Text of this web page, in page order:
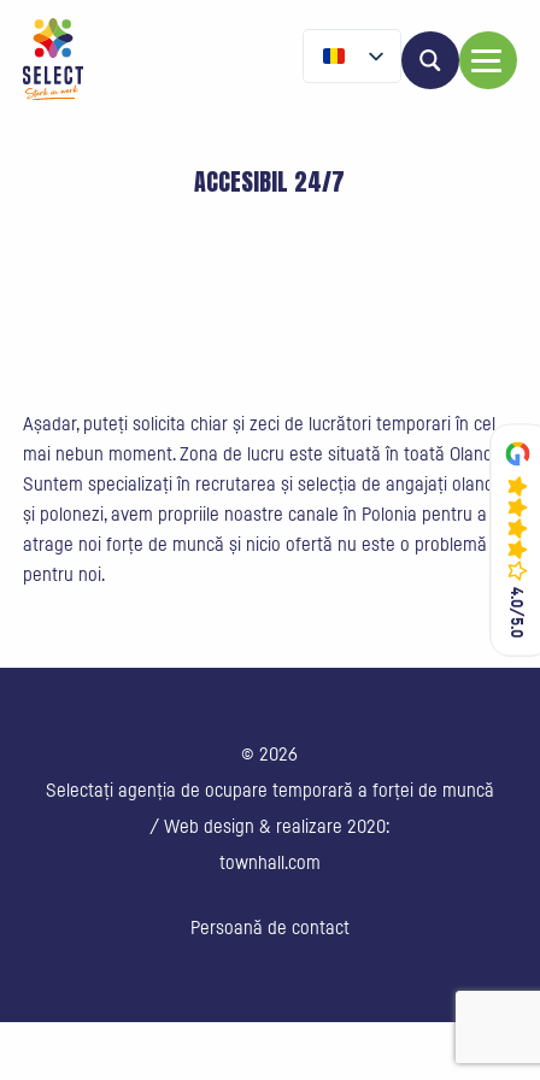
4.0/5.0
4.0/5.0
ACCESIBIL 24/7
Așadar, puteți solicita chiar și zeci de lucrători temporari în cel
mai nebun moment. Zona de lucru este situată în toată Olanda.
Suntem specializați în recrutarea și selecția de angajați olandezi
și polonezi, avem propriile noastre canale în Polonia pentru a
atrage noi forțe de muncă și nicio ofertă nu este o problemă
pentru noi.
© 2026
Selectați agenția de ocupare temporară a forței de muncă
/ Web design & realizare 2020:
townhall.com
Persoană de contact